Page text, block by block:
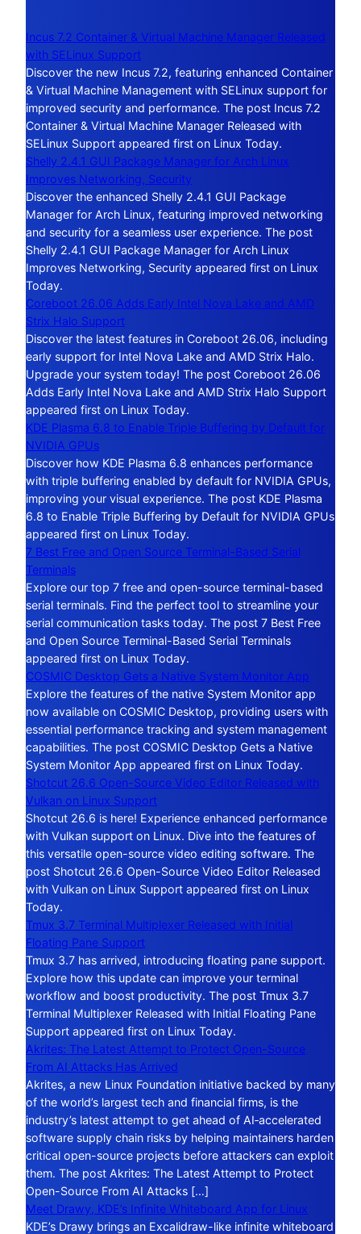
Incus 7.2 Container & Virtual Machine Manager Released
with SELinux Support
Discover the new Incus 7.2, featuring enhanced Container
& Virtual Machine Management with SELinux support for
improved security and performance. The post Incus 7.2
Container & Virtual Machine Manager Released with
SELinux Support appeared first on Linux Today.
Shelly 2.4.1 GUI Package Manager for Arch Linux
Improves Networking, Security
Discover the enhanced Shelly 2.4.1 GUI Package
Manager for Arch Linux, featuring improved networking
and security for a seamless user experience. The post
Shelly 2.4.1 GUI Package Manager for Arch Linux
Improves Networking, Security appeared first on Linux
Today.
Coreboot 26.06 Adds Early Intel Nova Lake and AMD
Strix Halo Support
Discover the latest features in Coreboot 26.06, including
early support for Intel Nova Lake and AMD Strix Halo.
Upgrade your system today! The post Coreboot 26.06
Adds Early Intel Nova Lake and AMD Strix Halo Support
appeared first on Linux Today.
KDE Plasma 6.8 to Enable Triple Buffering by Default for
NVIDIA GPUs
Discover how KDE Plasma 6.8 enhances performance
with triple buffering enabled by default for NVIDIA GPUs,
improving your visual experience. The post KDE Plasma
6.8 to Enable Triple Buffering by Default for NVIDIA GPUs
appeared first on Linux Today.
7 Best Free and Open Source Terminal-Based Serial
Terminals
Explore our top 7 free and open-source terminal-based
serial terminals. Find the perfect tool to streamline your
serial communication tasks today. The post 7 Best Free
and Open Source Terminal-Based Serial Terminals
appeared first on Linux Today.
COSMIC Desktop Gets a Native System Monitor App
Explore the features of the native System Monitor app
now available on COSMIC Desktop, providing users with
essential performance tracking and system management
capabilities. The post COSMIC Desktop Gets a Native
System Monitor App appeared first on Linux Today.
Shotcut 26.6 Open-Source Video Editor Released with
Vulkan on Linux Support
Shotcut 26.6 is here! Experience enhanced performance
with Vulkan support on Linux. Dive into the features of
this versatile open-source video editing software. The
post Shotcut 26.6 Open-Source Video Editor Released
with Vulkan on Linux Support appeared first on Linux
Today.
Tmux 3.7 Terminal Multiplexer Released with Initial
Floating Pane Support
Tmux 3.7 has arrived, introducing floating pane support.
Explore how this update can improve your terminal
workflow and boost productivity. The post Tmux 3.7
Terminal Multiplexer Released with Initial Floating Pane
Support appeared first on Linux Today.
Akrites: The Latest Attempt to Protect Open-Source
From AI Attacks Has Arrived
Akrites, a new Linux Foundation initiative backed by many
of the world’s largest tech and financial firms, is the
industry’s latest attempt to get ahead of AI‑accelerated
software supply chain risks by helping maintainers harden
critical open-source projects before attackers can exploit
them. The post Akrites: The Latest Attempt to Protect
Open-Source From AI Attacks […]
Meet Drawy, KDE’s Infinite Whiteboard App for Linux
KDE’s Drawy brings an Excalidraw-like infinite whiteboard